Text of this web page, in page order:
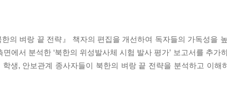
의 벼랑 끝 전략』 책자의 편집을 개선하여 독자들의 가독성을
에서 분석한 ‘북한의 위성발사체 시험 발사 평가’ 보고서를 추가
생, 안보관계 종사자들이 북한의 벼랑 끝 전략을 분석하고 이해